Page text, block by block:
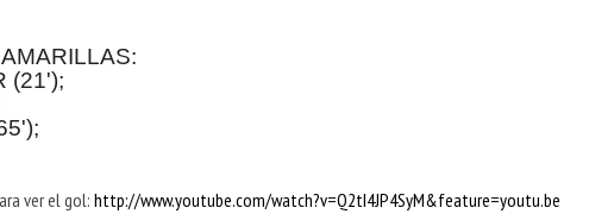
(21');
ver el gol: http://www.youtube.com/watch?v=Q2tI4JP4SyM&feature=youtu.be